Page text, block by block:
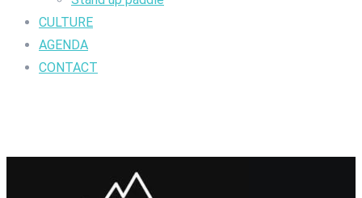
CULTURE
AGENDA
CONTACT